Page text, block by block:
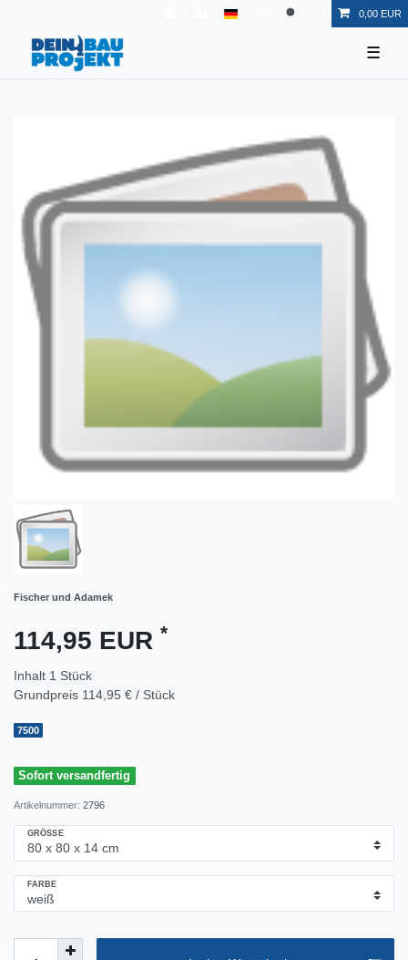
0,00 EUR
☰
Fischer und Adamek
114,95 EUR *
Inhalt 1 Stück
Grundpreis 114,95 € / Stück
7500
Sofort versandfertig
Artikelnummer: 2796
GRÖSSE
FARBE